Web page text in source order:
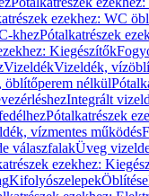
ezekhez: WC
khezPótalkatrészek
Kiegészítők
VizeldékVizeldék,
öblítőperem nélkül
Integrált
Pótalkatrészek
vízmentes működés
válaszfalakÜveg
ezekhez:
Kifolyószelepek